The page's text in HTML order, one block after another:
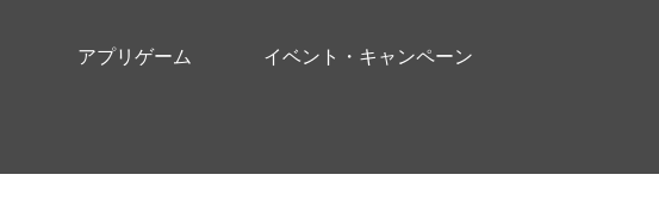
アプリゲーム イベント・キャンペーン